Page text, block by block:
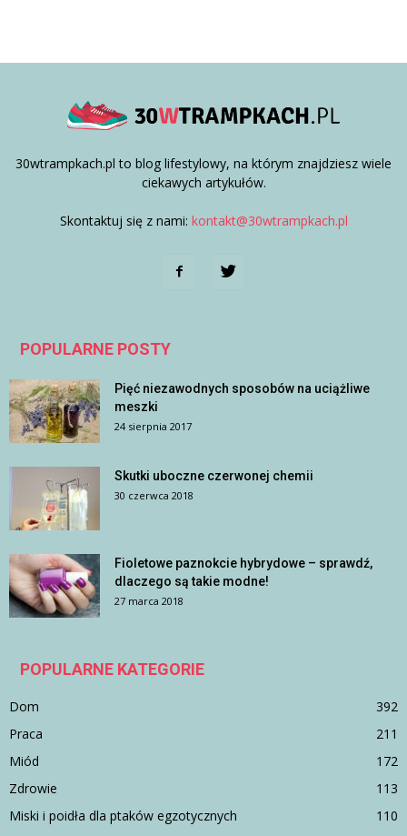
30wtrampkach.pl to blog lifestylowy, na którym znajdziesz wiele
ciekawych artykułów.
Skontaktuj się z nami: kontakt@30wtrampkach.pl
POPULARNE POSTY
Pięć niezawodnych sposobów na uciążliwe
meszki
24 sierpnia 2017
Skutki uboczne czerwonej chemii
30 czerwca 2018
Fioletowe paznokcie hybrydowe – sprawdź,
dlaczego są takie modne!
27 marca 2018
POPULARNE KATEGORIE
Dom
392
Praca
211
Miód
172
Zdrowie
113
Miski i poidła dla ptaków egzotycznych
110